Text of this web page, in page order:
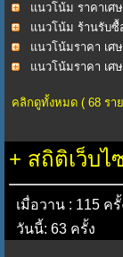
แนวโน้ม ราคาเศ
แนวโน้ม ร้านรับซื้
แนวโน้มราคา เศ
แนวโน้มราคา เศ
คลิกดูทั้งหมด ( 68 รา
+ สถิติเว็บไ
เมื่อวาน : 115 ครั้
วันนี้: 63 ครั้ง